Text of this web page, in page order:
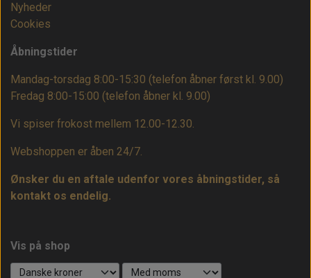
Nyheder
Cookies
Åbningstider
Mandag-torsdag 8:00-15:30 (telefon åbner først kl. 9.00)
Fredag 8:00-15:00 (telefon åbner kl. 9.00)
Vi spiser frokost mellem 12.00-12.30.
Webshoppen er åben 24/7.
Ønsker du en aftale udenfor vores åbningstider, så
kontakt os endelig.
Vis på shop